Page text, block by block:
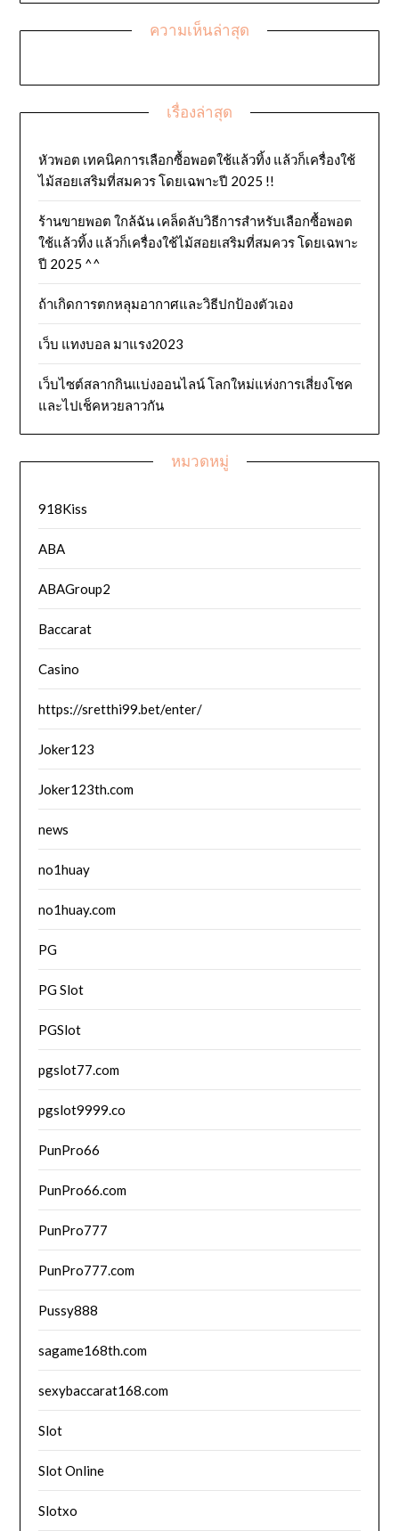
ความเห็นล่าสุด
เรื่องล่าสุด
หัวพอต เทคนิคการเลือกซื้อพอตใช้แล้วทิ้ง แล้วก็เครื่องใช้
ไม้สอยเสริมที่สมควร โดยเฉพาะปี 2025 !!
ร้านขายพอต ใกล้ฉัน เคล็ดลับวิธีการสำหรับเลือกซื้อพอต
ใช้แล้วทิ้ง แล้วก็เครื่องใช้ไม้สอยเสริมที่สมควร โดยเฉพาะ
ปี 2025 ^^
ถ้าเกิดการตกหลุมอากาศและวิธีปกป้องตัวเอง
เว็บ แทงบอล มาแรง2023
เว็บไซต์สลากกินแบ่งออนไลน์ โลกใหม่แห่งการเสี่ยงโชค
และไปเช็คหวยลาวกัน
หมวดหมู่
918Kiss
ABA
ABAGroup2
Baccarat
Casino
https://sretthi99.bet/enter/
Joker123
Joker123th.com
news
no1huay
no1huay.com
PG
PG Slot
PGSlot
pgslot77.com
pgslot9999.co
PunPro66
PunPro66.com
PunPro777
PunPro777.com
Pussy888
sagame168th.com
sexybaccarat168.com
Slot
Slot Online
Slotxo